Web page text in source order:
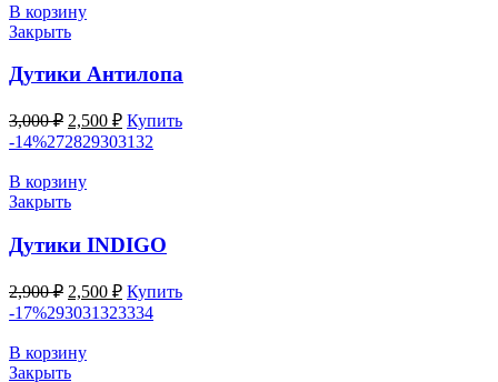
В корзину
Закрыть
Дутики Антилопа
3,000₽ Первоначальная
цена
составляла
3,000 ₽.
2,500 ₽Текущая
цена:
Купить
-14%272829303132
В корзину
Закрыть
Дутики INDIGO
2,900₽ Первоначальная
цена
составляла
2,900 ₽.
2,500 ₽Текущая
цена:
Купить
-17%293031323334
В корзину
Закрыть